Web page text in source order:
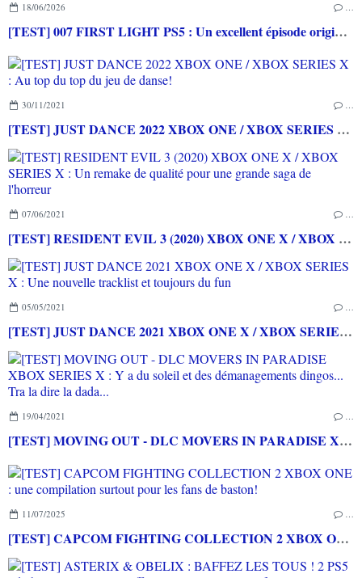
18/06/2026 …
[TEST] 007 FIRST LIGHT PS5 : Un excellent épisode original de James Bond avec le savoir-faire de IO INTERACTIVE
30/11/2021 …
[TEST] JUST DANCE 2022 XBOX ONE / XBOX SERIES X : Au top du top du jeu de danse!
07/06/2021 …
[TEST] RESIDENT EVIL 3 (2020) XBOX ONE X / XBOX SERIES X : Un remake de qualité pour une grande saga de l'horreur
05/05/2021 …
[TEST] JUST DANCE 2021 XBOX ONE X / XBOX SERIES X : Une nouvelle tracklist et toujours du fun
19/04/2021 …
[TEST] MOVING OUT - DLC MOVERS IN PARADISE XBOX SERIES X : Y a du soleil et des démanagements dingos... Tra la dire la dada...
11/07/2025 …
[TEST] CAPCOM FIGHTING COLLECTION 2 XBOX ONE : une compilation surtout pour les fans de baston!